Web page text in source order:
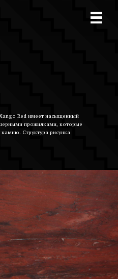
Red имеет насыщенный
прожилками, которые
Структура рисунка